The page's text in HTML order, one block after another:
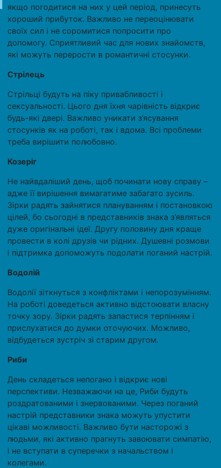
якщо погодитися на них у цей період, принесуть
хороший прибуток. Важливо не переоцінювати
своїх сил і не соромитися попросити про
допомогу. Сприятливий час для нових знайомств,
які можуть перерости в романтичні стосунки.
Стрілець
Стрільці будуть на піку привабливості і
сексуальності. Цього дня їхня чарівність відкриє
будь-які двері. Важливо уникати з’ясування
стосунків як на роботі, так і вдома. Всі проблеми
треба вирішити полюбовно.
Козеріг
Не найвдаліший день, щоб починати нову справу –
адже її вирішення вимагатиме забагато зусиль.
Зірки радять зайнятися плануванням і постановкою
цілей, бо сьогодні в представників знака з’являться
дуже оригінальні ідеї. Другу половину дня краще
провести в колі друзів чи рідних. Душевні розмови
і підтримка допоможуть подолати поганий настрій.
Водолій
Водолії зіткнуться з конфліктами і непорозумінням.
На роботі доведеться активно відстоювати власну
точку зору. Зірки радять запастися терпінням і
прислухатися до думки оточуючих. Можливо,
відбудеться зустріч зі старим другом.
Риби
День складеться непогано і відкриє нові
перспективи. Незважаючи на це, Риби будуть
роздратованими і знервованими. Через поганий
настрій представники знака можуть упустити
цікаві можливості. Важливо бути насторожі з
людьми, які активно прагнуть завоювати симпатію,
і не вступати в суперечки з начальством і
колегами.